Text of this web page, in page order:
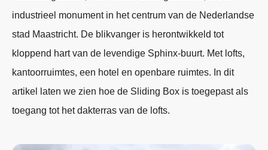
industrieel monument in het centrum van de Nederlandse
stad Maastricht. De blikvanger is herontwikkeld tot
kloppend hart van de levendige Sphinx-buurt. Met lofts,
kantoorruimtes, een hotel en openbare ruimtes. In dit
artikel laten we zien hoe de Sliding Box is toegepast als
toegang tot het dakterras van de lofts.